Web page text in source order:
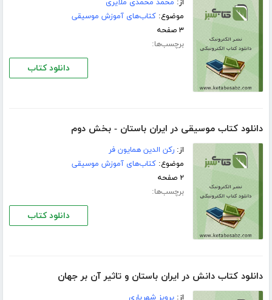
از: محمد محمدی ملایری
موضوع:کتاب‌های آموزش موسیقی
۳ صفحه
برچسب‌ها:
دانلود کتاب
دانلود کتاب موسیقی در ایران باستان - بخش دوم
از:رکن الدین همایون فر
موضوع:کتاب‌های آموزش موسیقی
۲ صفحه
برچسب‌ها:
دانلود کتاب
دانلود کتاب دانش در ایران باستان و تاثیر آن بر جهان
از:پرویز شهریاری